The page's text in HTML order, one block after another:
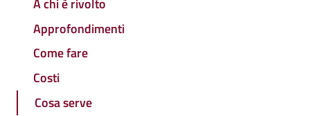
Approfondimenti
Come fare
Costi
Cosa serve